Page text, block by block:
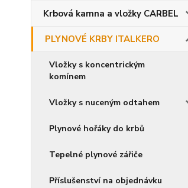
Krbová kamna a vložky CARBEL
PLYNOVÉ KRBY ITALKERO
Vložky s koncentrickým
komínem
Vložky s nuceným odtahem
Plynové hořáky do krbů
Tepelné plynové zářiče
Příslušenství na objednávku